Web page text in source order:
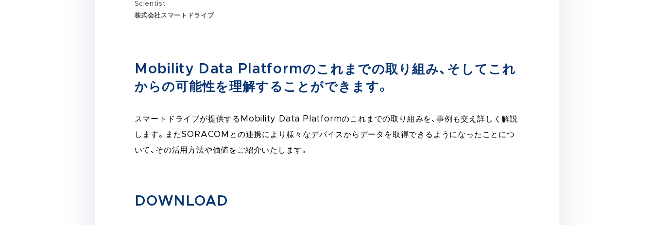
Scientist
株式会社スマートドライブ
Mobility Data Platformのこれまでの取り組み、そしてこれ
からの可能性を理解することができます。
スマートドライブが提供するMobility Data Platformのこれまでの取り組みを、事例も交え詳しく解説
します。またSORACOMとの連携により様々なデバイスからデータを取得できるようになったことにつ
いて、その活用方法や価値をご紹介いたします。
DOWNLOAD